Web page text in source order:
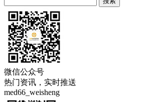
微信公众号
热门资讯，实时推送
med66_weisheng